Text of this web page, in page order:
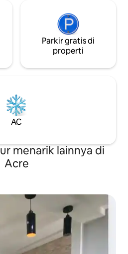
Parkir gratis di
properti
AC
menarik lainnya di
Acre